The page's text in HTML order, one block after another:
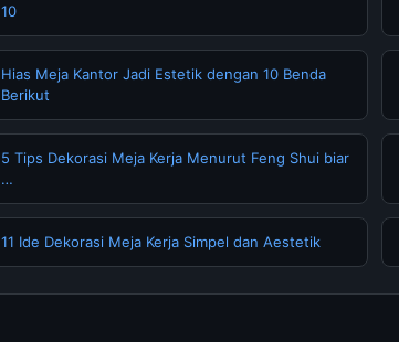
10
Hias Meja Kantor Jadi Estetik dengan 10 Benda
Berikut
5 Tips Dekorasi Meja Kerja Menurut Feng Shui biar
…
11 Ide Dekorasi Meja Kerja Simpel dan Aestetik